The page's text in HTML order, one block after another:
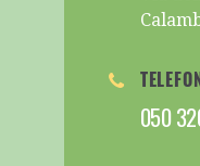
050